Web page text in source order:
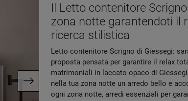
Il Letto contenitore
zona notte garantendoti il
ricerca stilistica
Letto contenitore Scrigno di Giessegi:
proposta pensata per garantire il relax
matrimoniali in laccato opaco di
nella tua zona notte un arredo bello e
ogni zona notte, arredi essenziali per